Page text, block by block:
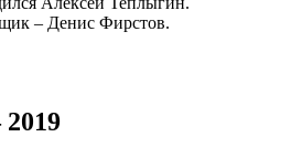
– Денис Фирстов.
2019